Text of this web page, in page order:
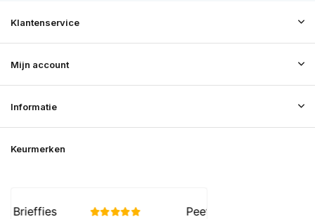
Klantenservice
Mijn account
Informatie
Keurmerken